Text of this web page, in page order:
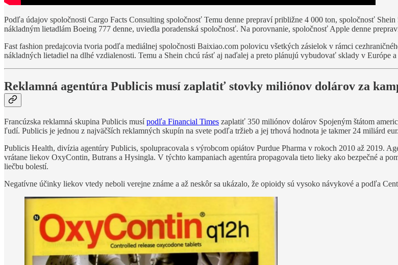
Podľa údajov spoločnosti Cargo Facts Consulting spoločnosť Temu denne prepraví približne 4 000 ton, spoločnosť
nákladným lietadlám Boeing 777 denne, uviedla poradenská spoločnosť. Na porovnanie, spoločnosť Apple denne
Fast fashion predajcovia tvoria podľa mediálnej spoločnosti Baixiao.com polovicu všetkých zásielok v rámci
nákladných lietadiel na dlhé vzdialenosti. Temu a Shein chcú rásť aj naďalej a preto plánujú vybudovať sklady v Európe
Reklamná agentúra Publicis musí zaplatiť stovky miliónov dolárov za
Francúzska reklamná skupina Publicis musípodľa Financial Times zaplatiť 350 miliónov dolárov Spojeným štátom
ľudí. Publicis je jednou z najväčších reklamných skupín na svete podľa tržieb a jej trhová hodnota je takmer 24 miliárd eur.
Publicis Health, divízia agentúry Publicis, spolupracovala s výrobcom opiátov Purdue Pharma v rokoch 2010 až 2019.
vrátane liekov OxyContin, Butrans a Hysingla. V týchto kampaniach agentúra propagovala tieto lieky ako bezpečné a
liečbu bolestí.
Negatívne účinky liekov vtedy neboli verejne známe a až neskôr sa ukázalo, že opioidy sú vysoko návykové a podľa